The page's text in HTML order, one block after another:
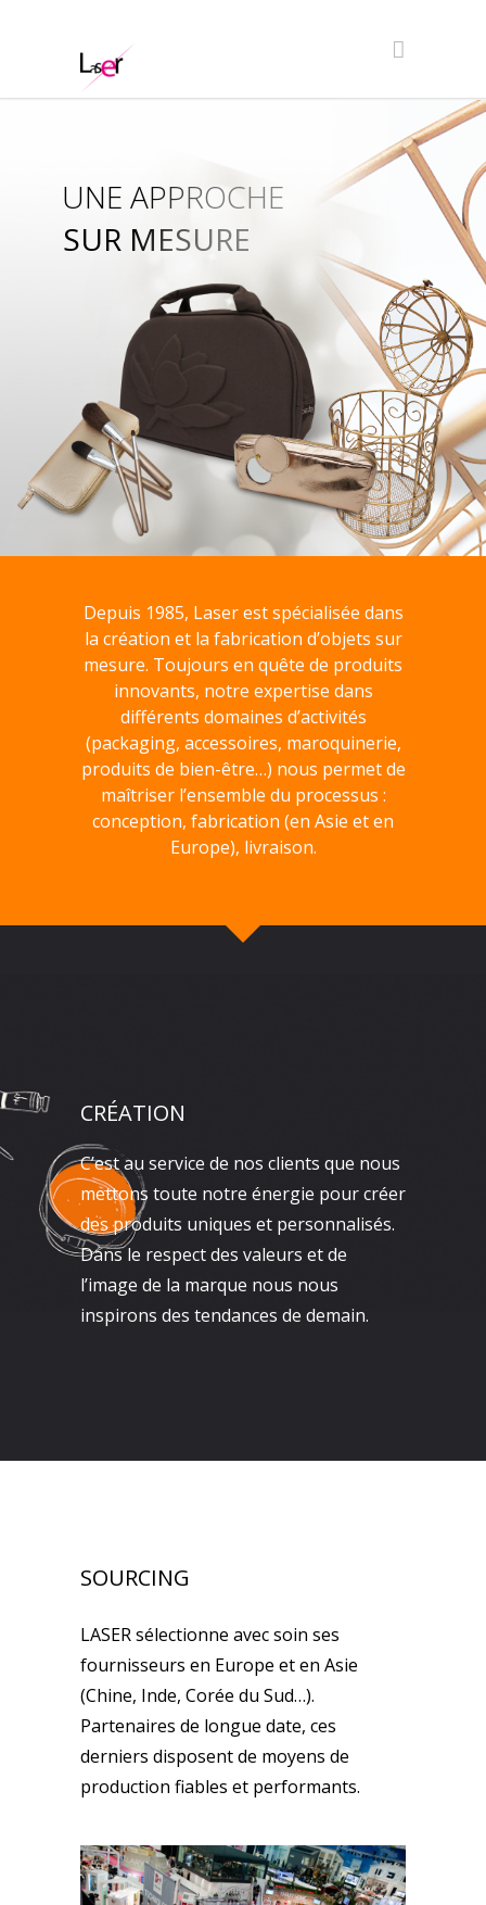
SUR MESURE
UNE APPROCHE
Depuis 1985, Laser est spécialisée dans
la création et la fabrication d’objets sur
mesure. Toujours en quête de produits
innovants, notre expertise dans
différents domaines d’activités
(packaging, accessoires, maroquinerie,
produits de bien-être…) nous permet de
maîtriser l’ensemble du processus :
conception, fabrication (en Asie et en
Europe), livraison.
CRÉATION
C’est au service de nos clients que nous
mettons toute notre énergie pour créer
des produits uniques et personnalisés.
Dans le respect des valeurs et de
l’image de la marque nous nous
inspirons des tendances de demain.
SOURCING
LASER sélectionne avec soin ses
fournisseurs en Europe et en Asie
(Chine, Inde, Corée du Sud…).
Partenaires de longue date, ces
derniers disposent de moyens de
production fiables et performants.